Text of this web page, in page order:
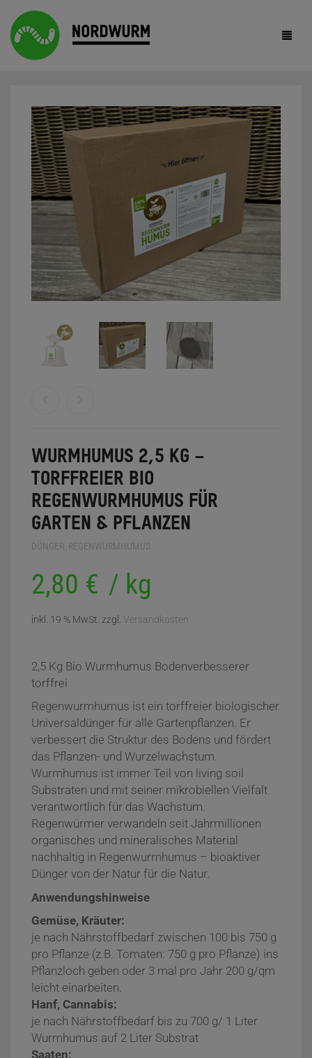
HOME
ANGELWÜRMER
KOMPOSTWÜRMER
FUTTERWÜRMER
REGENWURMHUMUS
WARENKORB
WURMHUMUS 2,5 KG –
TORFFREIER BIO
REGENWURMHUMUS FÜR
GARTEN & PFLANZEN
DÜNGER REGENWURMHUMUS
2,80 € / kg
inkl. 19 % MwSt. zzgl. Versandkosten
2,5 Kg Bio Wurmhumus Bodenverbesserer
torffrei
Regenwurmhumus ist ein torffreier biologischer
Universaldünger für alle Gartenpflanzen. Er
verbessert die Struktur des Bodens und fördert
das Pflanzen- und Wurzelwachstum.
Wurmhumus ist immer Teil von living soil
Substraten und mit seiner mikrobiellen Vielfalt
verantwortlich für das Wachstum.
Regenwürmer verwandeln seit Jahrmillionen
organisches und mineralisches Material
nachhaltig in Regenwurmhumus – bioaktiver
Dünger von der Natur für die Natur.
Anwendungshinweise
Gemüse, Kräuter:
je nach Nährstoffbedarf zwischen 100 bis 750 g
pro Pflanze (z.B. Tomaten: 750 g pro Pflanze) ins
Pflanzloch geben oder 3 mal pro Jahr 200 g/qm
leicht einarbeiten.
Hanf, Cannabis:
je nach Nährstoffbedarf bis zu 700 g/ 1 Liter
Wurmhumus auf 2 Liter Substrat
Saaten: